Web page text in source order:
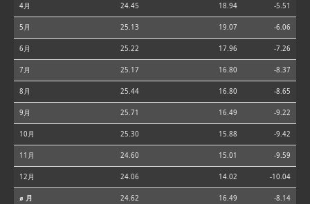
4月 24.45 18.94 -5.51
5月 25.13 19.07 -6.06
6月 25.22 17.96 -7.26
7月 25.17 16.80 -8.37
8月 25.44 16.80 -8.65
9月 25.71 16.49 -9.22
10月 25.30 15.88 -9.42
11月 24.60 15.01 -9.59
12月 24.06 14.02 -10.04
⌀ 月 24.62 16.49 -8.14